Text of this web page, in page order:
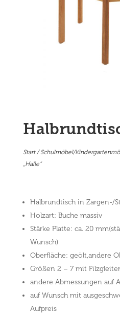
Start/Schulmöbel/
„Halle“
Halbrundtisch in Zargen-/
Holzart: Buche massiv
Stärke Platte: ca. 20
Wunsch)
Oberfläche: geölt,andere
Größen 2 – 7 mit
andere Abmessungen auf
auf Wunsch mit
Aufpreis